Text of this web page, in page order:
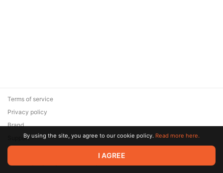
© 2026 Zaya Solutions Limited. All rights reserved. All trademarks
are the property of their respective owners.
Terms of service
Privacy policy
Brand
SupportBy using the site, you agree to our cookie policy. Read more here.
I AGREE